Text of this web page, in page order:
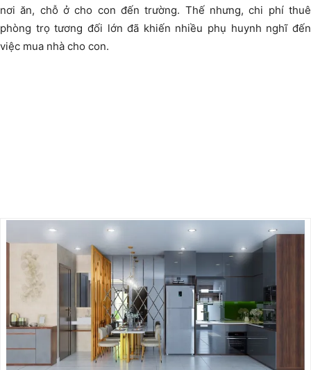
nơi ăn, chỗ ở cho con đến trường. Thế nhưng, chi phí thuê
phòng trọ tương đối lớn đã khiến nhiều phụ huynh nghĩ đến
việc mua nhà cho con.